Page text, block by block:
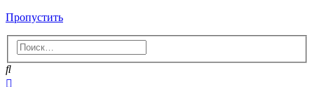
Пропустить
Поиск